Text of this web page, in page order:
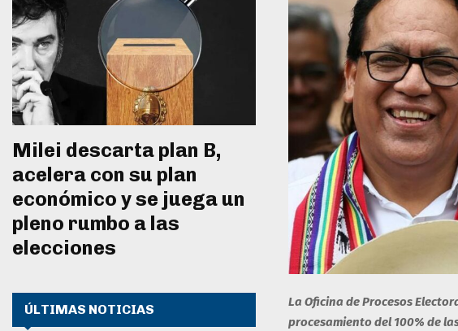
La Oficina de Procesos
procesamiento del 100% de
Milei descarta plan B,
acelera con su plan
económico y se juega un
pleno rumbo a las
elecciones
ÚLTIMAS NOTICIAS